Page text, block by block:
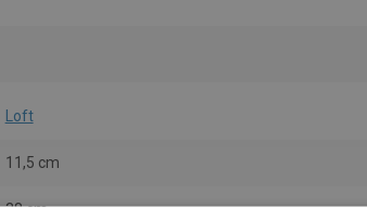
Loft
11,5 cm
38 cm